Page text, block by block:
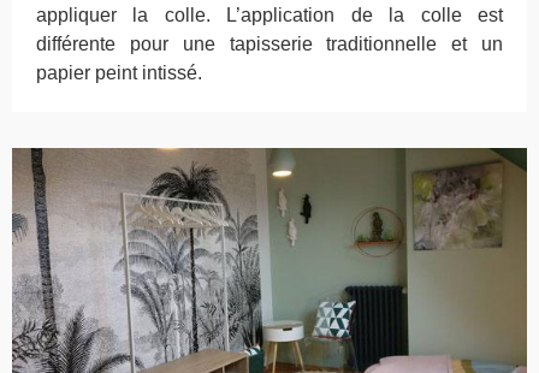
appliquer la colle. L’application de la colle est
différente pour une tapisserie traditionnelle et un
papier peint intissé.